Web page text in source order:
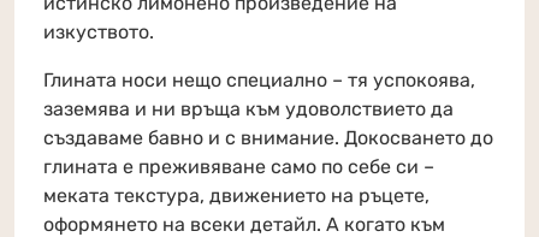
изкуството.
Глината носи нещо специално – тя успокоява,
заземява и ни връща към удоволствието да
създаваме бавно и с внимание. Докосването до
глината е преживяване само по себе си –
меката текстура, движението на ръцете,
оформянето на всеки детайл. А когато към